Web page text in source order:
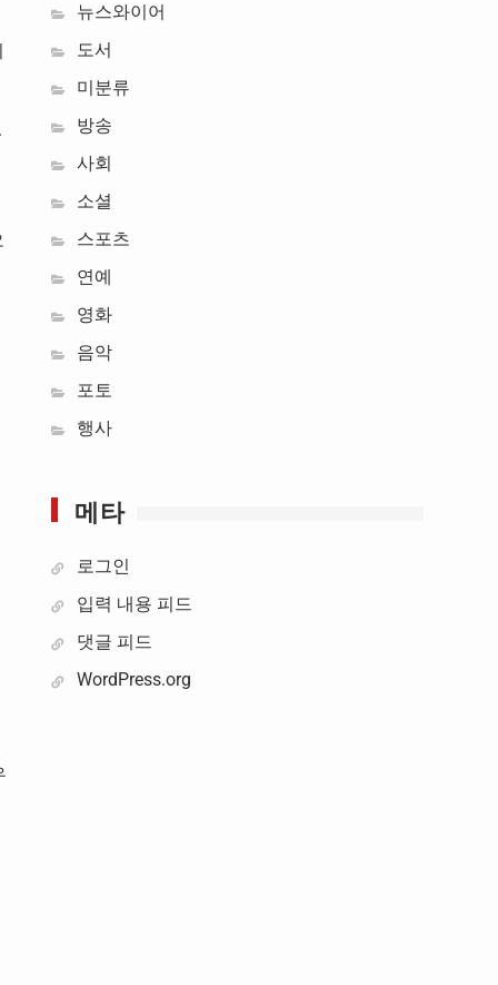
뉴스와이어
도서
미분류
방송
사회
소셜
스포츠
연예
영화
음악
포토
행사
메타
로그인
입력 내용 피드
댓글 피드
WordPress.org